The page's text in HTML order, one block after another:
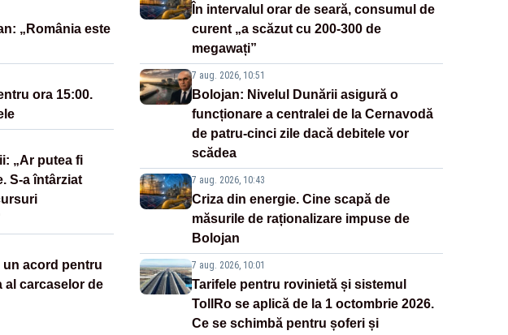
„România este
ora 15:00.
„Ar putea fi
S-a întârziat
un acord pentru
al carcaselor de
În intervalul orar de seară, consumul de
curent „a scăzut cu 200-300 de
megawați”
7 aug. 2026, 10:51
Bolojan: Nivelul Dunării asigură o
funcționare a centralei de la Cernavodă
de patru-cinci zile dacă debitele vor
scădea
7 aug. 2026, 10:43
Criza din energie. Cine scapă de
măsurile de raționalizare impuse de
Bolojan
7 aug. 2026, 10:01
Tarifele pentru rovinietă și sistemul
TollRo se aplică de la 1 octombrie 2026.
Ce se schimbă pentru șoferi și